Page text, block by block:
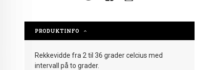
PRODUKTINFO
Rekkevidde fra 2 til 36 grader celcius med
intervall på to grader.